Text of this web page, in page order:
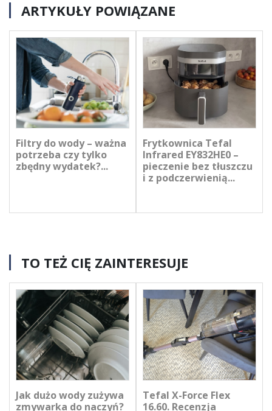
ARTYKUŁY POWIĄZANE
Filtry do wody – ważna
potrzeba czy tylko
zbędny wydatek?...
Frytkownica Tefal
Infrared EY832HE0 –
pieczenie bez tłuszczu
i z podczerwienią...
TO TEŻ CIĘ ZAINTERESUJE
Jak dużo wody zużywa
zmywarka do naczyń?
Tefal X-Force Flex
16.60. Recenzja